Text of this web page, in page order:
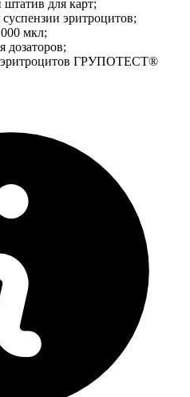
для карт;
эритроцитов;
мкл;
дозаторов;
эритроцитов ГРУПОТЕСТ®